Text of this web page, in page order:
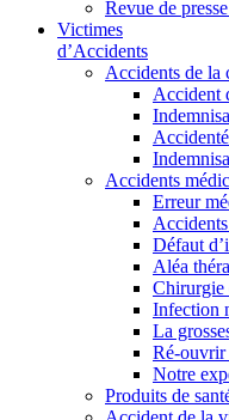
Revue de
Victimes
d’Accidents
Accidents de la
Accident
Accidents
Erreur
Défaut
Aléa
Chirurgie
Infection
La
Ré-ouvrir
Notre
Produits de